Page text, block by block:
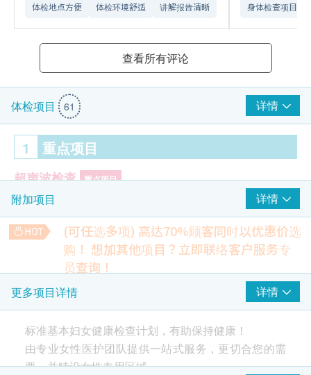
体检地点方便 体检环境舒适​ 讲解报告清晰​ 身体检查项目全
查看所有评论
体检项目 61 详情
1 重点项目
超声波检查 重点项目
腋下超声波扫描
B超檢查- 乳房
重点项目
甲种胚胎蛋白 (肝)
癌抗原 15.3 (乳房) - 只限女士
CA125卵巢癌
心脏检查 重点项目
附加项目 详情
(可任选多项) 高达70%顾客同时以优惠价选
购！ 想加其他项目？立即联络客户服务专
员查询！
柏氏子宫颈液基本薄片检查
适合曾有性生活的女士，检测子宫颈细胞的不正常病变。
600.0
上腹部 ( 肝,胆 ,胆管, 脾脏,胰脏,肾脏)
利用高频音波来製造高解像度影像，以检视人体内部的主要器
更多项目详情 详情
标准基本妇女健康检查计划，有助保持健康！
由专业女性医护团队提供一站式服务，更切合您的需
要，并特设女性专用区域。